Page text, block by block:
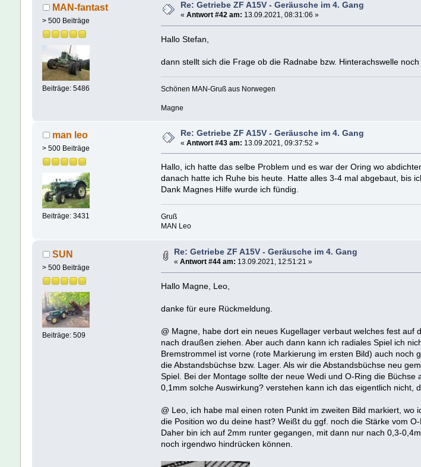
MAN-fantast
> 500 Beiträge
Beiträge: 5486
Re: Getriebe ZF A15V - Geräusche im 4. Gang
« Antwort #42 am: 13.09.2021, 08:31:06 »
Hallo Stefan,
dann stellt sich die Frage ob die Radnabe bzw. Hinterachswelle
Schönen MAN-Gruß aus Norwegen
Magne
man leo
> 500 Beiträge
Beiträge: 3431
Re: Getriebe ZF A15V - Geräusche im 4. Gang
« Antwort #43 am: 13.09.2021, 09:37:52 »
Hallo, ich hatte das selbe Problem und es war der Oring wo
danach hatte ich Ruhe bis heute. Hatte alles 3-4 mal abgebaut, bis
Dank Magnes Hilfe wurde ich fündig.
Gruß
MAN Leo
SUN
> 500 Beiträge
Beiträge: 509
Re: Getriebe ZF A15V - Geräusche im 4. Gang
« Antwort #44 am: 13.09.2021, 12:51:21 »
Hallo Magne, Leo,
danke für eure Rückmeldung.
@ Magne, habe dort ein neues Kugellager verbaut welches fest
nach draußen ziehen. Aber auch dann kann ich radiales Spiel ich
Bremstrommel ist vorne (rote Markierung im ersten Bild) auch
die Abstandsbüchse bzw. Lager. Als wir die Abstandsbüchse neu
Spiel. Bei der Montage sollte der neue Wedi und O-Ring die
0,1mm solche Auswirkung? verstehen kann ich das eigentlich
@ Leo, ich habe mal einen roten Punkt im zweiten Bild markiert,
die Position wo du deine hast? Weißt du ggf. noch die Stärke vom
Daher bin ich auf 2mm runter gegangen, mit dann nur nach 0,3-
noch irgendwo hindrücken können.